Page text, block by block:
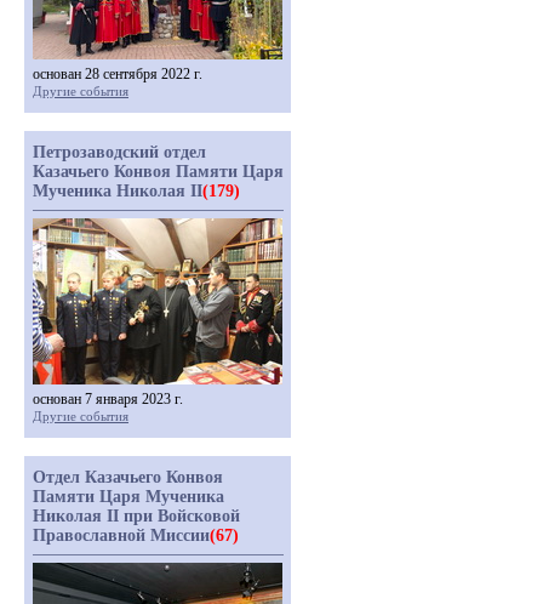
основан 28 сентября 2022 г.
Другие события
Петрозаводский отдел
Казачьего Конвоя Памяти Царя
Мученика Николая II(179)
основан 7 января 2023 г.
Другие события
Отдел Казачьего Конвоя
Памяти Царя Мученика
Николая II при Войсковой
Православной Миссии(67)